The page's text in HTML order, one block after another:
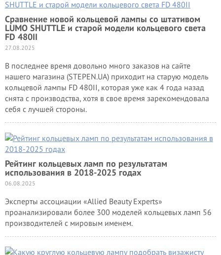
Сравнение новой кольцевой лампы со штативом
LUMO SHUTTLE и старой модели кольцевого света
FD 480II
27.08.2025
В последнее время довольно много заказов на сайте
нашего магазина (STEPEN.UA) приходит на старую модель
кольцевой лампы FD 480II, которая уже как 4 года назад
снята с производства, хотя в свое время зарекомендовала
себя с лучшей стороны.
Рейтинг кольцевых ламп по результатам
использования в 2018-2025 годах
06.08.2025
Эксперты ассоциации «Allied Beauty Experts»
проанализировали более 300 моделей кольцевых ламп 56
производителей с мировым именем.